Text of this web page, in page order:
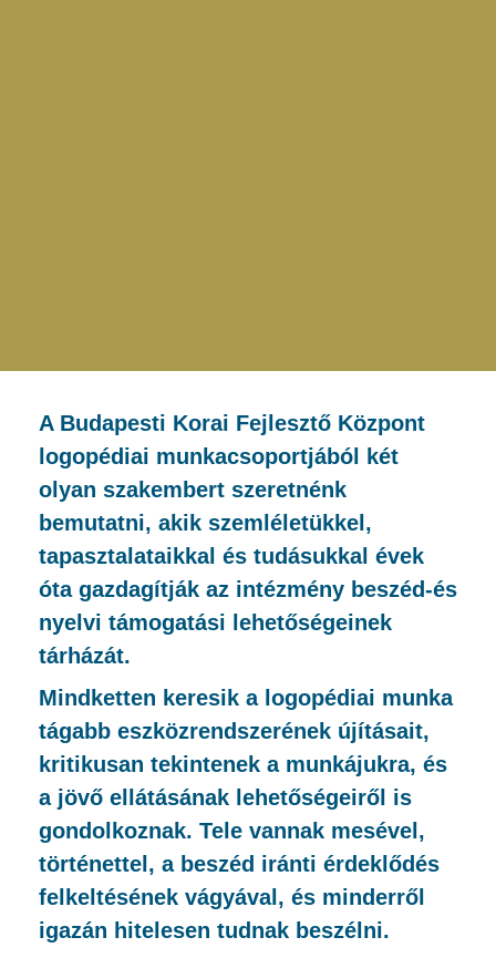
A Budapesti Korai Fejlesztő Központ
logopédiai munkacsoportjából két
olyan szakembert szeretnénk
bemutatni, akik szemléletükkel,
tapasztalataikkal és tudásukkal évek
óta gazdagítják az intézmény beszéd-és
nyelvi támogatási lehetőségeinek
tárházát.
Mindketten keresik a logopédiai munka
tágabb eszközrendszerének újításait,
kritikusan tekintenek a munkájukra, és
a jövő ellátásának lehetőségeiről is
gondolkoznak. Tele vannak mesével,
történettel, a beszéd iránti érdeklődés
felkeltésének vágyával, és minderről
igazán hitelesen tudnak beszélni.